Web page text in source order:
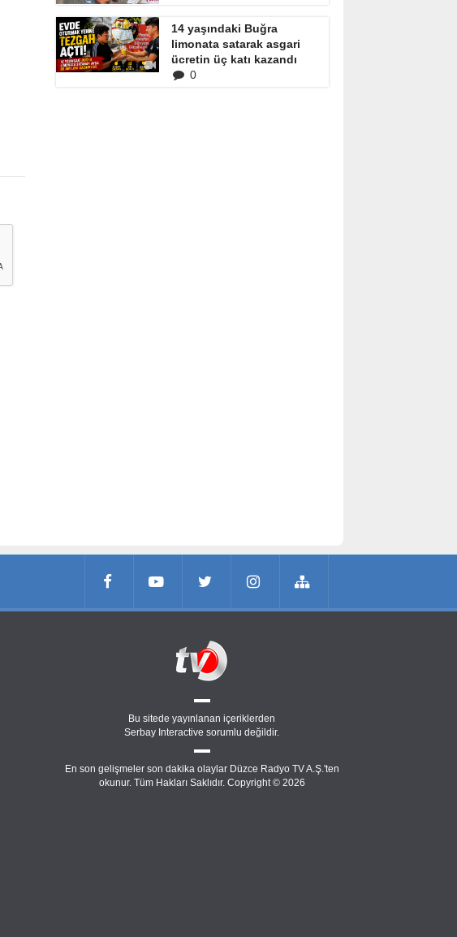
14 yaşındaki Buğra
limonata satarak asgari
ücretin üç katı kazandı
0
Bu sitede yayınlanan içeriklerden
Serbay Interactive sorumlu değildir.
En son gelişmeler son dakika olaylar Düzce Radyo TV A.Ş.'ten
okunur. Tüm Hakları Saklıdır. Copyright © 2026